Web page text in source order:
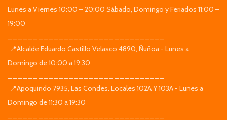
Lunes a Viernes 10:00 – 20:00 Sábado, Domingo y Feriados 11:00 –
19:00
📍Alcalde Eduardo Castillo Velasco 4890, Ñuñoa - Lunes a
Domingo de 10:00 a 19:30
📍Apoquindo 7935, Las Condes. Locales 102A Y 103A - Lunes a
Domingo de 11:30 a 19:30